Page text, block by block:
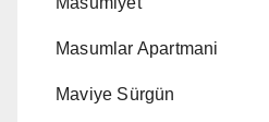
Masumlar Apartmani
Maviye Sürgün